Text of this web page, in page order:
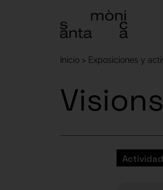
Inicio Exposiciones y
Actividad